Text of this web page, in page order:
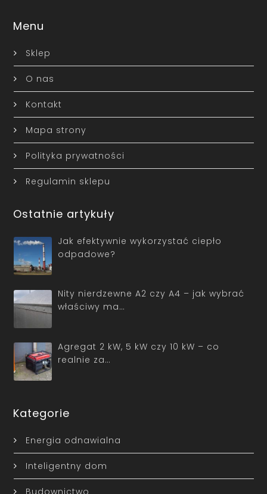
Menu
Sklep
O nas
Kontakt
Mapa strony
Polityka prywatności
Regulamin sklepu
Ostatnie artykuły
Jak efektywnie wykorzystać ciepło
odpadowe?
Nity nierdzewne A2 czy A4 – jak wybrać
właściwy ma…
Agregat 2 kW, 5 kW czy 10 kW – co
realnie za…
Kategorie
Energia odnawialna
Inteligentny dom
Budownictwo